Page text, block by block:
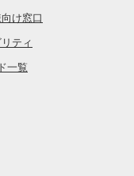
け窓口
ティ
一覧